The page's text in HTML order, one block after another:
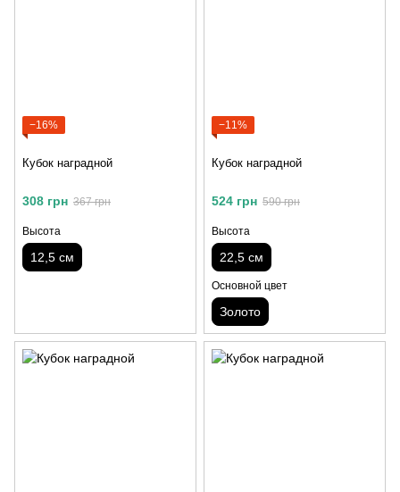
−16%
Кубок наградной
308 грн 367 грн
Высота
12,5 см
−11%
Кубок наградной
524 грн 590 грн
Высота
22,5 см
Основной цвет
Золото